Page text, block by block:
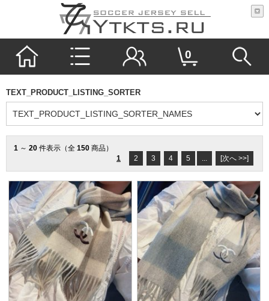
0
TEXT_PRODUCT_LISTING_SORTER
1 ～ 20 件表示（全 150 商品）
1
2 3 4 5 ... [次へ >>]